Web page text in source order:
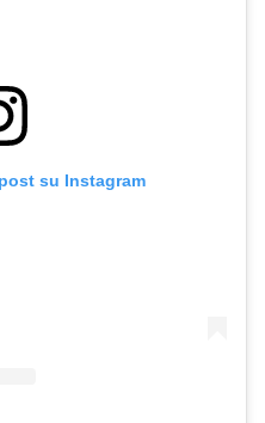
su Instagram